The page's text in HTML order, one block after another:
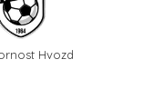
Hvozd